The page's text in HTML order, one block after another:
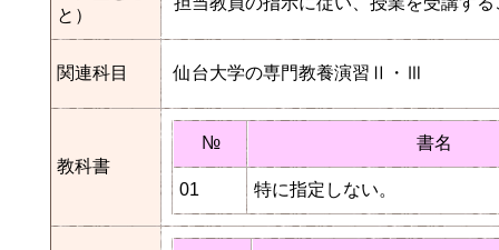
と）
関連科目 仙台大学の専門教養演習Ⅱ・Ⅲ
教科書
№ 書名
01 特に指定しない。